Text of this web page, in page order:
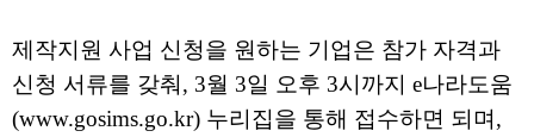
제작지원 사업 신청을 원하는 기업은 참가 자격과
신청 서류를 갖춰, 3월 3일 오후 3시까지 e나라도움
(www.gosims.go.kr) 누리집을 통해 접수하면 되며,